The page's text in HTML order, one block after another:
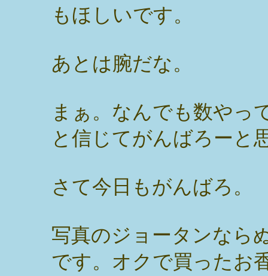
もほしいです。
あとは腕だな。
まぁ。なんでも数やっ
と信じてがんばろーと
さて今日もがんばろ。
写真のジョータンなら
です。オクで買ったお